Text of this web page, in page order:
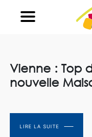
Vienne : Top
nouvelle
LIRE LA SUITE
LIRE LA SUITE
LIRE LA SUITE
LIRE LA SUITE
LIRE LA SUITE